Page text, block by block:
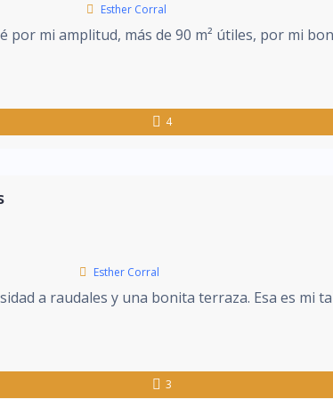
Esther Corral
por mi amplitud, más de 90 m² útiles, por mi
4
Esther Corral
a raudales y una bonita terraza. Esa es mi
3